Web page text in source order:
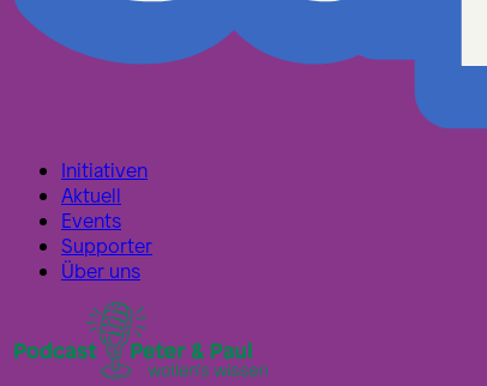
Initiativen
Aktuell
Events
Supporter
Über uns